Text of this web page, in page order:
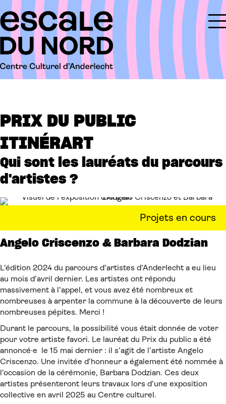
PRIX DU PUBLIC
ITINÉRART
Qui sont les lauréats du parcours
d'artistes ?
Projets en cours
Angelo Criscenzo & Barbara Dodzian
L’édition 2024 du parcours d’artistes d’Anderlecht a eu lieu
au mois d’avril dernier. Les artistes ont répondu
massivement à l’appel, et vous avez été nombreux et
nombreuses à arpenter la commune à la découverte de leurs
nombreuses pépites. Merci !
Durant le parcours, la possibilité vous était donnée de voter
pour votre artiste favori. Le lauréat du Prix du public a été
annoncé·e le 15 mai dernier : il s’agit de l’artiste Angelo
Criscenzo. Une invitée d’honneur a également été nommée à
l’occasion de la cérémonie, Barbara Dodzian. Ces deux
artistes présenteront leurs travaux lors d’une exposition
collective en avril 2025 au Centre culturel.